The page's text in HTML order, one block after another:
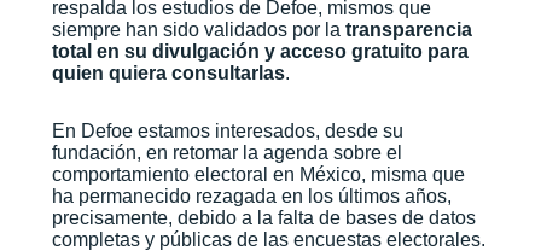
respalda los estudios de Defoe, mismos que
siempre han sido validados por la transparencia
total en su divulgación y acceso gratuito para
quien quiera consultarlas.
En Defoe estamos interesados, desde su
fundación, en retomar la agenda sobre el
comportamiento electoral en México, misma que
ha permanecido rezagada en los últimos años,
precisamente, debido a la falta de bases de datos
completas y públicas de las encuestas electorales.